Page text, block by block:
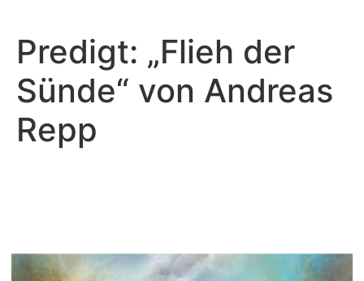
Predigt: „Flieh der
Sünde“ von Andreas
Repp